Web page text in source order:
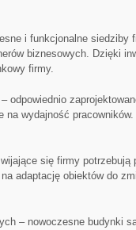
i funkcjonalne siedziby
biznesowych. Dzięki
firmy.
odpowiednio
na ⁢wydajność
​się firmy potrzebują
adaptację obiektów do
– nowoczesne budynki